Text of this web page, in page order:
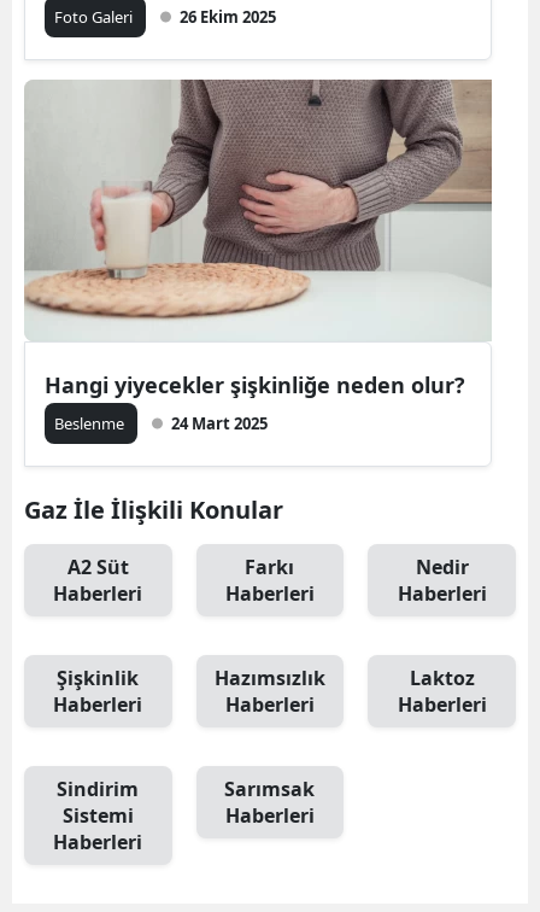
Foto Galeri 26 Ekim 2025
Hangi yiyecekler şişkinliğe neden olur?
Beslenme 24 Mart 2025
Gaz İle İlişkili Konular
A2 Süt
Haberleri
Farkı
Haberleri
Nedir
Haberleri
Şişkinlik
Haberleri
Hazımsızlık
Haberleri
Laktoz
Haberleri
Sindirim
Sistemi
Haberleri
Sarımsak
Haberleri